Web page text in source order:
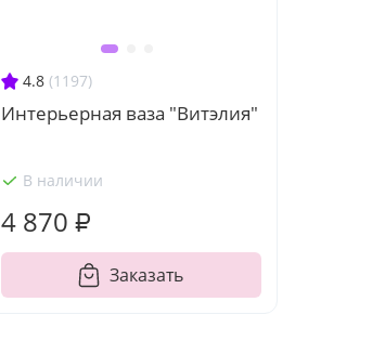
4.8 (1197)
Интерьерная ваза "Витэлия"
В наличии
4 870 ₽
Заказать